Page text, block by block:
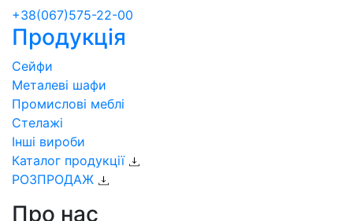
+38(067)575-22-00
Продукція
Сейфи
Металеві шафи
Промислові меблі
Стелажі
Інші вироби
Каталог продукції
РОЗПРОДАЖ
Про нас